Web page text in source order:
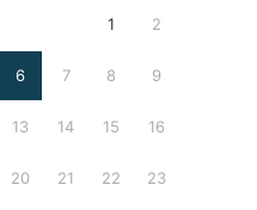
1 2
6 7 8 9
13 14 15 16
20 21 22 23